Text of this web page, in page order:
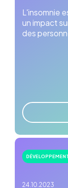
L'insomnie
un impact
des
24.10.2023